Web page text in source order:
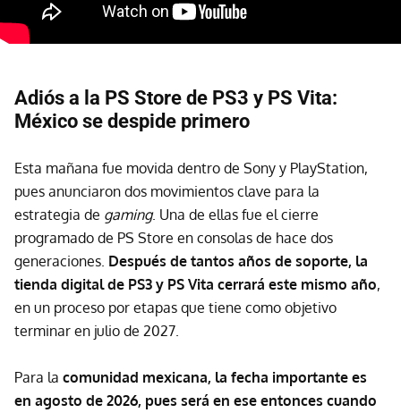
Adiós a la PS Store de PS3 y PS Vita:
México se despide primero
Esta mañana fue movida dentro de Sony y PlayStation,
pues anunciaron dos movimientos clave para la
estrategia de gaming. Una de ellas fue el cierre
programado de PS Store en consolas de hace dos
generaciones. Después de tantos años de soporte, la
tienda digital de PS3 y PS Vita cerrará este mismo año,
en un proceso por etapas que tiene como objetivo
terminar en julio de 2027.
Para la comunidad mexicana, la fecha importante es
en agosto de 2026, pues será en ese entonces cuando